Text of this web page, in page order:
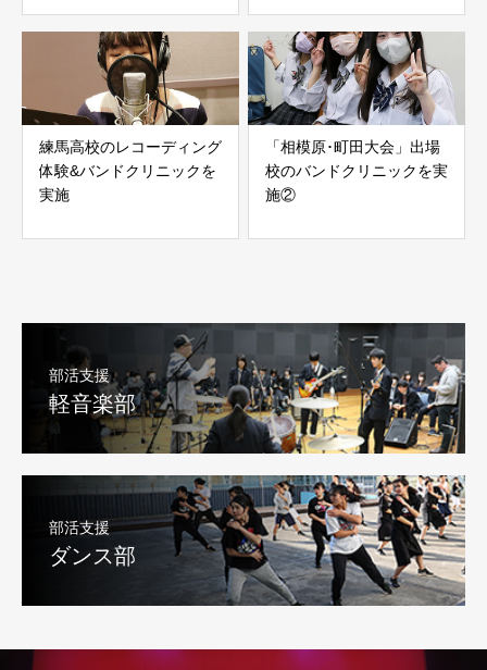
練馬高校のレコーディング
体験&バンドクリニックを
実施
「相模原･町田大会」出場
校のバンドクリニックを実
施②
部活支援
軽音楽部
部活支援
ダンス部